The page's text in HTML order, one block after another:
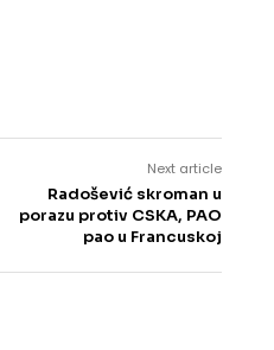
Next article
Radošević skroman u
porazu protiv CSKA, PAO
pao u Francuskoj